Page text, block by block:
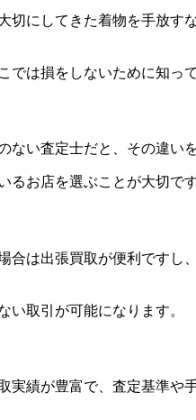
にしてきた着物を手放す
は損をしないために知っ
い査定士だと、その違い
お店を選ぶことが大切です
は出張買取が便利です
取引が可能になります。
績が豊富で、査定基準